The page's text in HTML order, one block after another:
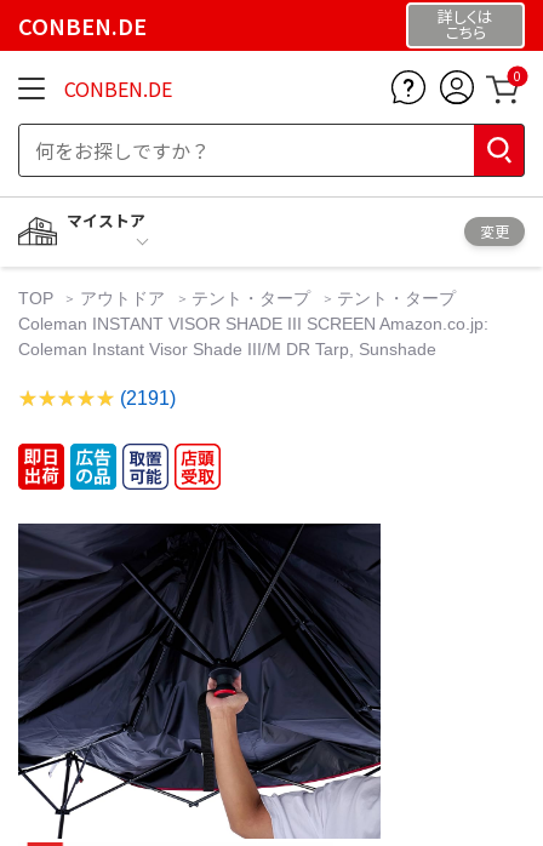
CONBEN.DE 詳しくは
こちら
CONBEN.DE 0
マイストア
変更
TOP アウトドア テント・タープ
テント・タープ
Coleman INSTANT VISOR SHADE III SCREEN Amazon.co.jp:
Coleman Instant Visor Shade III/M DR Tarp, Sunshade
(2191)